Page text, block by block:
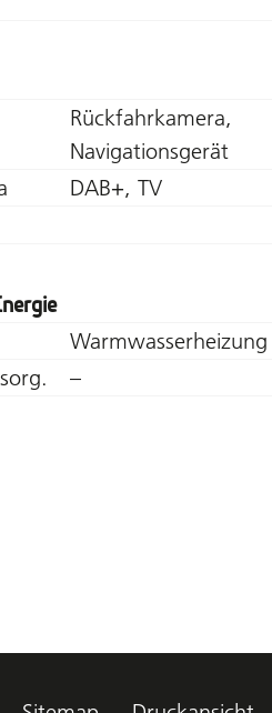
Rückfahrkamera,
Navigationsgerät
DAB+, TV
Warmwasserheizung
–